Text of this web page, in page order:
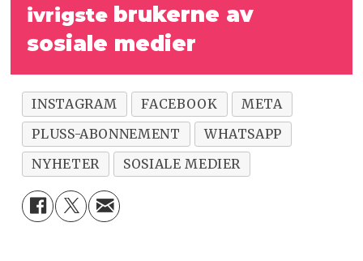
ivrigste brukerne av
sosiale medier
INSTAGRAM FACEBOOK
META
PLUSS-ABONNEMENT
WHATSAPP
NYHETER
SOSIALE MEDIER